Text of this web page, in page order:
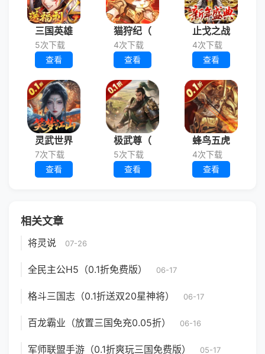
三国英雄
5次下载
查看
猫狩纪（
4次下载
查看
止戈之战
4次下载
查看
灵武世界
7次下载
查看
极武尊（
5次下载
查看
蜂鸟五虎
4次下载
查看
相关文章
将灵说 07-26
全民主公H5（0.1折免费版） 06-17
格斗三国志（0.1折送双20星神将） 06-17
百龙霸业（放置三国免充0.05折） 06-16
军师联盟手游（0.1折爽玩三国免费版） 05-17